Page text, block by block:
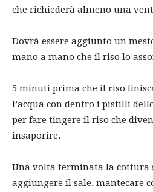
che richiederà almeno una
Dovrà essere aggiunto un
mano a mano che il riso lo
5 minuti prima che il riso
l’acqua con dentro i pistilli
per fare tingere il riso che
insaporire.
Una volta terminata la cottura
aggiungere il sale, mantecare